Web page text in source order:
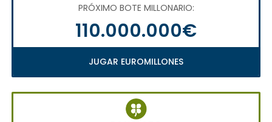
PRÓXIMO BOTE MILLONARIO:
110.000.000€
JUGAR EUROMILLONES